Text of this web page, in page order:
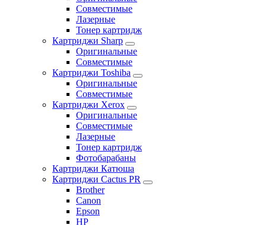
Совместимые
Лазерные
Тонер картридж
Картриджи Sharp
Оригинальные
Совместимые
Картриджи Toshiba
Оригинальные
Совместимые
Картриджи Xerox
Оригинальные
Совместимые
Лазерные
Тонер картридж
Фотобарабаны
Картриджи Катюша
Картриджи Cactus PR
Brother
Canon
Epson
HP